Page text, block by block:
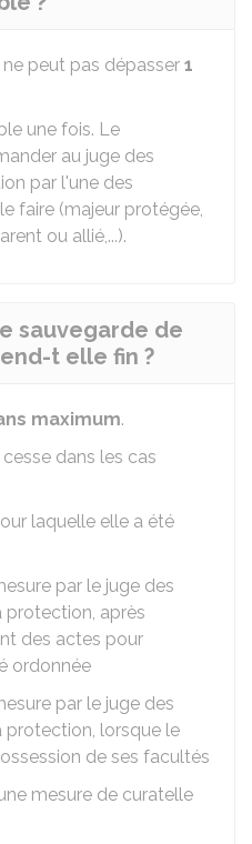
peut pas dépasser 1
une fois. Le
au juge des
par l'une des
faire (majeur protégée,
ou allié,...).
sauvegarde de
t elle fin ?
maximum.
dans les cas
laquelle elle a été
par le juge des
protection, après
des actes pour
ordonnée
par le juge des
protection, lorsque le
de ses facultés
mesure de curatelle